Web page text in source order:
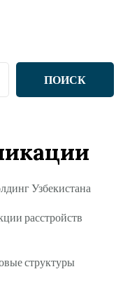
ПОИСК
Узбекистана
расстройств
структуры